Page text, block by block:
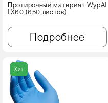
Протирочный материал WypAl
l X60 (650 листов)
Подробнее
Хит